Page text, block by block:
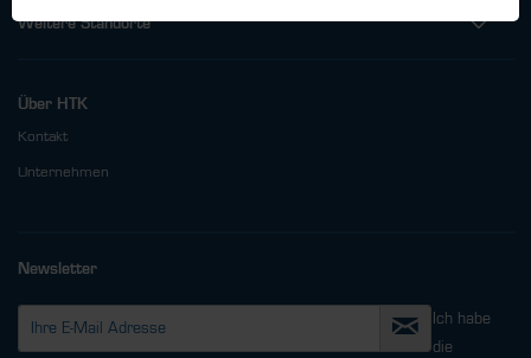
Weitere Standorte
Über HTK
Kontakt
Unternehmen
Newsletter
Ich habe
die